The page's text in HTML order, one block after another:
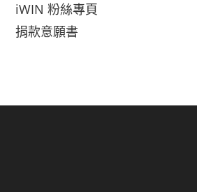
iWIN 粉絲專頁
捐款意願書